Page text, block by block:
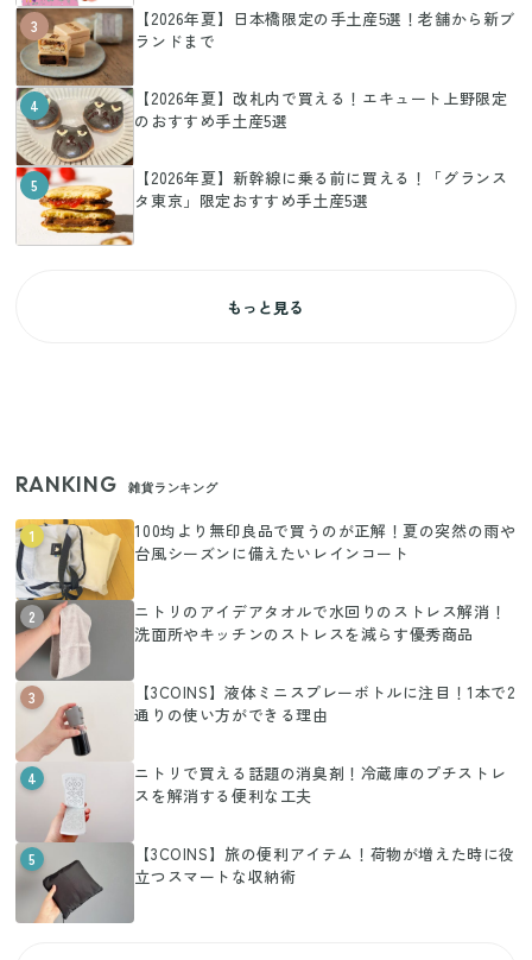
3
【2026年夏】日本橋限定の手土産5選！老舗から新ブ
ランドまで
4
【2026年夏】改札内で買える！エキュート上野限定
のおすすめ手土産5選
5
【2026年夏】新幹線に乗る前に買える！「グランス
タ東京」限定おすすめ手土産5選
もっと見る
RANKING 雑貨ランキング
1
100均より無印良品で買うのが正解！夏の突然の雨や
台風シーズンに備えたいレインコート
2
ニトリのアイデアタオルで水回りのストレス解消！
洗面所やキッチンのストレスを減らす優秀商品
3
【3COINS】液体ミニスプレーボトルに注目！1本で2
通りの使い方ができる理由
4
ニトリで買える話題の消臭剤！冷蔵庫のプチストレ
スを解消する便利な工夫
5
【3COINS】旅の便利アイテム！荷物が増えた時に役
立つスマートな収納術